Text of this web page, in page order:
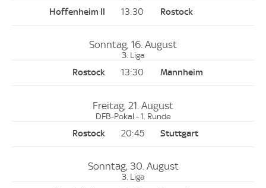
13:30
Sonntag, 16. August
3. Liga
13:30
Freitag, 21. August
DFB-Pokal - 1. Runde
20:45
Sonntag, 30. August
3. Liga